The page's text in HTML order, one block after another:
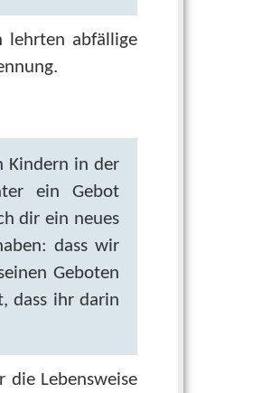
lehrten abfällige
Kindern in der
ein Gebot
dir ein neues
dass wir
Geboten
dass ihr darin
die Lebensweise